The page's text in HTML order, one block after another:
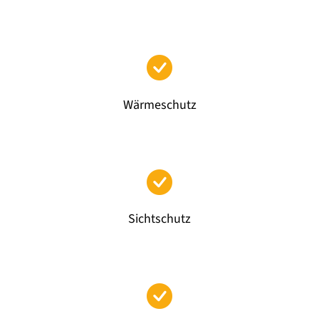
Wärmeschutz
Sichtschutz